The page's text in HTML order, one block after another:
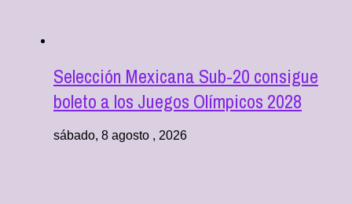
Selección Mexicana Sub-20 consigue
boleto a los Juegos Olímpicos 2028
sábado, 8 agosto , 2026